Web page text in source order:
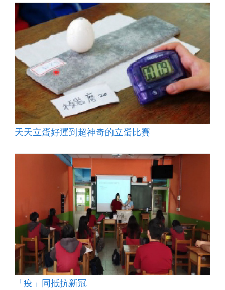
天天立蛋好運到超神奇的立蛋比賽
「疫」同抵抗新冠